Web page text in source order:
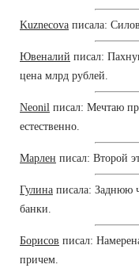
Kuznecova писала:
Ювеналий писал:
цена млрд рублей.
Neonil писал: Мечтаю
естественно.
Марлен писал: Второй
Гулина писала: Заднюю
банки.
Борисов писал:
причем.